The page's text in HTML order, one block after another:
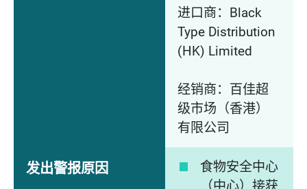
进口商：Black
Type Distribution
(HK) Limited
经销商：百佳超
级市场（香港）
有限公司
发出警报原因
食物安全中心
（中心）接获